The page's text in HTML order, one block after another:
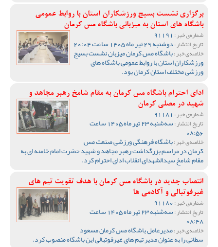
برگزاری نشست بسیج ورزشکاران استان با روابط عمومی
باشگاه های استان به میزبانی باشگاه مس کرمان
شماره‌ی خبر :
تاریخ انتشار :دوشنبه 29 تیر ماه 1405 ساعت 20:04
خلاصه‌ی خبر :باشگاه مس کرمان میزبان نشست بسیج
ورزشکاران استان با روابط عمومی باشگاه های
ورزشی مختلف استان کرمان بود.
ادای احترام باشگاه مس کرمان به مقام شامخ رهبر مجاهد و
شهید در مصلی کرمان
شماره‌ی خبر :
تاریخ انتشار : سه‌شنبه 23 تیر ماه 1405 ساعت
08:56
خلاصه‌ی خبر :باشگاه فرهنگی ورزشی صنعت مس
کرمان در مراسم بزرگداشت رهبر مجاهد و شهید حضرت امام خامنه ای به
مقام شامخ سیدالشهدای انقلاب ادای احترام کرد.
انتصاب جدید در باشگاه مس کرمان با هدف تقویت تیم‌ های
غیرفوتبالی و آکادمی‌ ها
شماره‌ی خبر :
تاریخ انتشار : سه‌شنبه 23 تیر ماه 1405 ساعت
08:48
خلاصه‌ی خبر :مدیرعامل باشگاه مس کرمان مسعود
سطانی را به عنوان مدیر تیم های غیرفوتبالی این باشگاه منصوب کرد.